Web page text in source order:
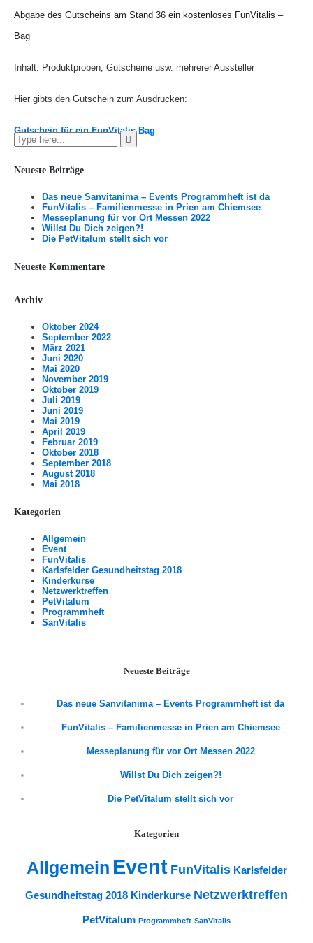
Abgabe des Gutscheins am Stand 36 ein kostenloses FunVitalis –
Bag
Inhalt: Produktproben, Gutscheine usw. mehrerer Aussteller
Hier gibts den Gutschein zum Ausdrucken:
Gutschein für ein FunVitalis Bag
Neueste Beiträge
Das neue Sanvitanima – Events Programmheft ist da
FunVitalis – Familienmesse in Prien am Chiemsee
Messeplanung für vor Ort Messen 2022
Willst Du Dich zeigen?!
Die PetVitalum stellt sich vor
Neueste Kommentare
Archiv
Oktober 2024
September 2022
März 2021
Juni 2020
Mai 2020
November 2019
Oktober 2019
Juli 2019
Juni 2019
Mai 2019
April 2019
Februar 2019
Oktober 2018
September 2018
August 2018
Mai 2018
Kategorien
Allgemein
Event
FunVitalis
Karlsfelder Gesundheitstag 2018
Kinderkurse
Netzwerktreffen
PetVitalum
Programmheft
SanVitalis
Neueste Beiträge
Das neue Sanvitanima – Events Programmheft ist da
FunVitalis – Familienmesse in Prien am Chiemsee
Messeplanung für vor Ort Messen 2022
Willst Du Dich zeigen?!
Die PetVitalum stellt sich vor
Kategorien
Allgemein Event FunVitalis Karlsfelder
Gesundheitstag 2018 Kinderkurse Netzwerktreffen
PetVitalum Programmheft SanVitalis